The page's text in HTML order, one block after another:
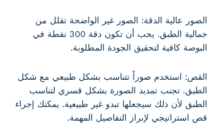
الصور عالية الدقة: الصور غير الواضحة تقلل من
جمالية الطبق. يجب أن تكون دقة 300 نقطة في
البوصة كافية لتحقيق الجودة المطلوبة.
القص: استخدم صوراً تتناسب بشكل طبيعي مع شكل
الطبق. تجنب تمديد الصورة بشكل قسري لتناسب
الطبق لأن ذلك سيجعلها تبدو غير طبيعية. يمكنك إجراء
قص استراتيجي لإبراز التفاصيل المهمة.